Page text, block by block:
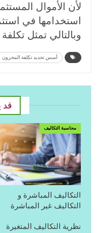
لأن الأموال
استخدامها في
وبالتالي تمثل
أسس تحديد تكلفة المخزون
قد
محاسبة التكاليف
التكاليف المباشرة و
التكاليف غير المباشرة
نظرية التكاليف المتغيرة